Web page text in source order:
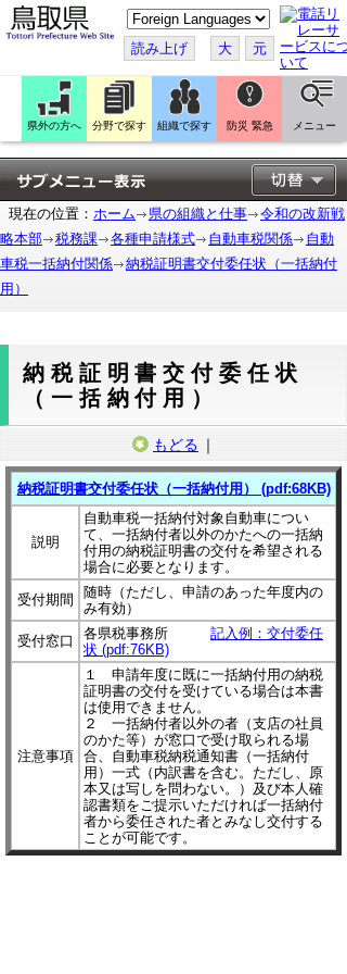
こ
の
ペ
ー
ジ
翻
訳
す
る
読み上げ 大 元
県外の方へ 分野で探す 組織で探す 防災 緊急 メニュー
現在の位置： ホーム 県の組織と仕事
令和の改新戦
略本部
税務課 各種申請様式 自動車税関係
自動
車税一括納付関係
納税証明書交付委任状（一括納付
用）
納税証明書交付委任状
（一括納付用）
もどる ｜
納税証明書交付委任状（一括納付用） (pdf:68KB)
説明
自動車税一括納付対象自動車につい
て、一括納付者以外のかたへの一括納
付用の納税証明書の交付を希望される
場合に必要となります。
受付期間
随時（ただし、申請のあった年度内の
み有効）
受付窓口
各県税事務所 記入例：交付委任
状 (pdf:76KB)
注意事項
１ 申請年度に既に一括納付用の納税
証明書の交付を受けている場合は本書
は使用できません。
２ 一括納付者以外の者（支店の社員
のかた等）が窓口で受け取られる場
合、自動車税納税通知書（一括納付
用）一式（内訳書を含む。ただし、原
本又は写しを問わない。）及び本人確
認書類をご提示いただければ一括納付
者から委任された者とみなし交付する
ことが可能です。